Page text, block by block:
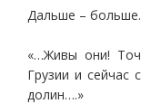
Дальше – больше.
«…Живы они!
Грузии и сейчас
долин….»